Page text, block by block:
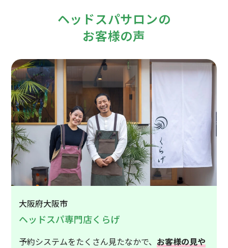
ヘッドスパサロンの
お客様の声
大阪府大阪市
ヘッドスパ専門店くらげ
予約システムをたくさん見たなかで、 お客様の見や